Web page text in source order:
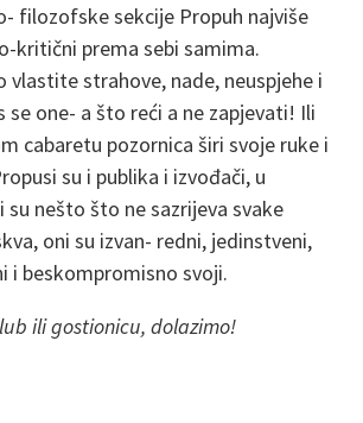
filozofske sekcije Propuh najviše
kritični prema sebi samima.
vlastite strahove, nade, neuspjehe i
se one- a što reći a ne zapjevati! Ili
cabaretu pozornica širi svoje ruke i
su i publika i izvođači, u
su nešto što ne sazrijeva svake
oni su izvan- redni, jedinstveni,
i beskompromisno svoji.
ili gostionicu, dolazimo!